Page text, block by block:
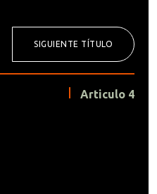
SIGUIENTE TÍTULO
Articulo 4